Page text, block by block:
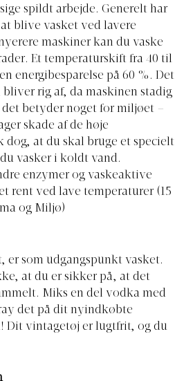
spildt arbejde. Generelt har
blive vasket ved lavere
maskiner kan du vaske
Et temperaturskift fra 40 til
energibesparelse på 60 %. Det
rig af, da maskinen stadig
betyder noget for miljøet –
skade af de høje
dog, at du skal bruge et specielt
vasker i koldt vand.
enzymer og vaskeaktive
rent ved lave temperaturer (15
og Miljø)
er som udgangspunkt vasket.
at du er sikker på, at det
Miks en del vodka med
det på dit nyindkøbte
Dit vintagetøj er lugtfrit, og du